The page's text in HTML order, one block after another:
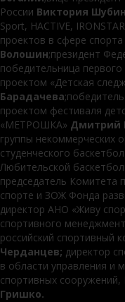
России Виктория
Sport, HACTIVE,
проектов в сфере
Волошин;президент
победительница первого
проектом «Детская
Барадачева
проектом фестиваля
«МЕТРОШКА» Дмитрий
группы некоммерческих
студенческого
Любительской
председатель Комитета
спорте и ЗОЖ Фонда
директор АНО «Живу
спортивного
российский спортивный
Черданцев; директор
в области управления и
спортивных сооружений,
Гришко.